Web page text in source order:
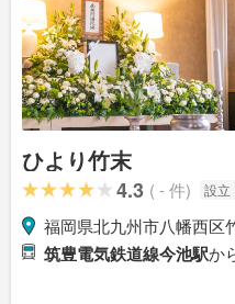
ひより竹末
4.3 ( - 件) 設立
福岡県北九州市八幡西区
筑豊電気鉄道線今池駅か